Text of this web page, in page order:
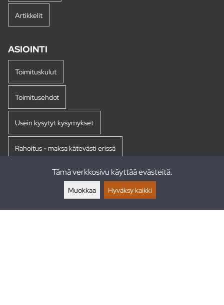
Artikkelit
ASIOINTI
Toimituskulut
Toimitusehdot
Usein kysytyt kysymykset
Rahoitus - maksa kätevästi erissä
Tämä verkkosivu käyttää evästeitä.
Muokkaa Hyväksy kaikki